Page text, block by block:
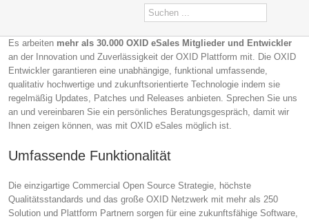
Es arbeiten mehr als 30.000 OXID eSales Mitglieder und Entwickler
an der Innovation und Zuverlässigkeit der OXID Plattform mit. Die OXID
Entwickler garantieren eine unabhängige, funktional umfassende,
qualitativ hochwertige und zukunftsorientierte Technologie indem sie
regelmäßig Updates, Patches und Releases anbieten. Sprechen Sie uns
an und vereinbaren Sie ein persönliches Beratungsgespräch, damit wir
Ihnen zeigen können, was mit OXID eSales möglich ist.
Umfassende Funktionalität
Die einzigartige Commercial Open Source Strategie, höchste
Qualitätsstandards und das große OXID Netzwerk mit mehr als 250
Solution und Plattform Partnern sorgen für eine zukunftsfähige Software,